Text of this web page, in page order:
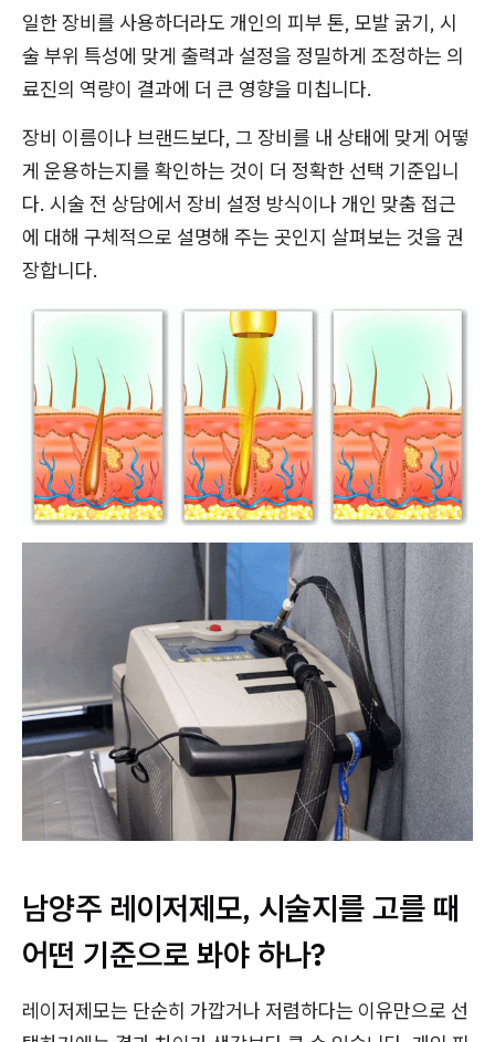
일한 장비를 사용하더라도 개인의 피부 톤, 모발 굵기, 시
술 부위 특성에 맞게 출력과 설정을 정밀하게 조정하는 의
료진의 역량이 결과에 더 큰 영향을 미칩니다.
장비 이름이나 브랜드보다, 그 장비를 내 상태에 맞게 어떻
게 운용하는지를 확인하는 것이 더 정확한 선택 기준입니
다. 시술 전 상담에서 장비 설정 방식이나 개인 맞춤 접근
에 대해 구체적으로 설명해 주는 곳인지 살펴보는 것을 권
장합니다.
남양주 레이저제모, 시술지를 고를 때
어떤 기준으로 봐야 하나?
레이저제모는 단순히 가깝거나 저렴하다는 이유만으로 선